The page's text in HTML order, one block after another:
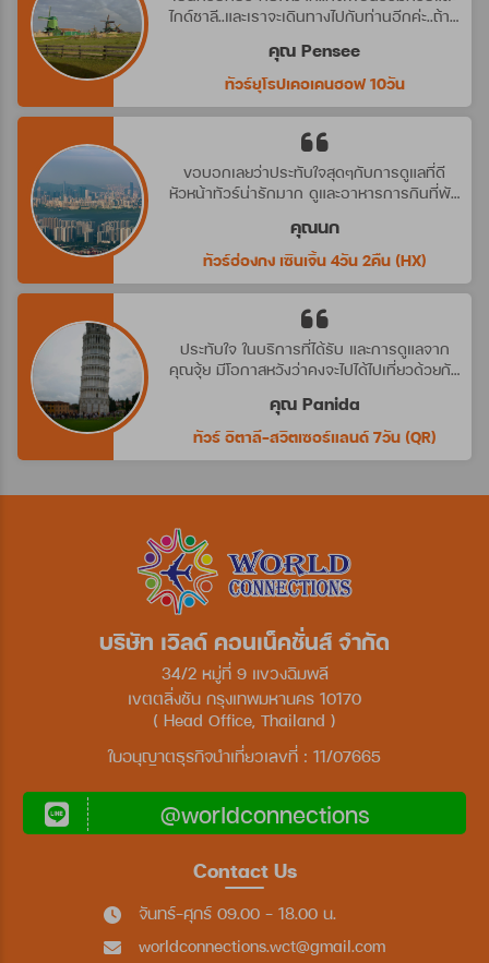
ไกด์ชาลี..และเราจะเดินทางไปกับท่านอีกค่ะ..ถ้ามี
คุณ Pensee
ทัวร์ยุโรปเคอเคนฮอฟ 10วัน
ขอบอกเลยว่าประทับใจสุดๆกับการดูแลที่ดี
หัวหน้าทัวร์น่ารักมาก ดูและอาหารการกินที่พัก
บริษัทนี้อีกค่ะ
คุณนก
ทัวร์ฮ่องกง เซินเจิ้น 4วัน 2คืน (HX)
ประทับใจ ในบริการที่ได้รับ และการดูแลจาก
คุณจุ้ย มีโอกาสหวังว่าคงจะไปได้ไปเที่ยวด้วยกัน
คุณ Panida
ทัวร์ อิตาลี-สวิตเซอร์แลนด์ 7วัน (QR)
บริษัท เวิลด์ คอนเน็คชั่นส์ จำกัด
34/2 หมู่ที่ 9 แขวงฉิมพลี
เขตตลิ่งชัน กรุงเทพมหานคร 10170
( Head Office, Thailand )
ใบอนุญาตธุรกิจนำเที่ยวเลขที่ : 11/07665
@worldconnections
Contact Us
จันทร์-ศุกร์ 09.00 - 18.00 น.
worldconnections.wct@gmail.com